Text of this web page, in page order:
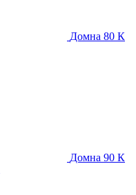
Домна 80 К
Домна 90 К